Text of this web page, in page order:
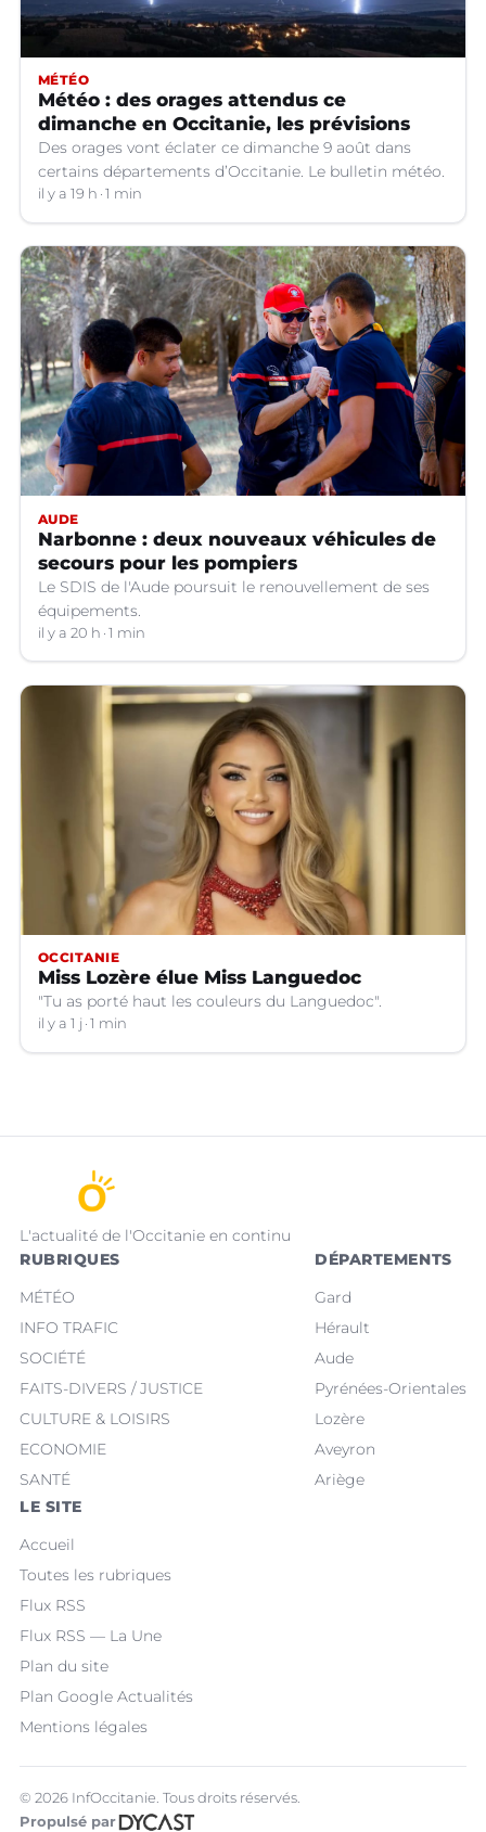
MÉTÉO
Météo : des orages attendus ce
dimanche en Occitanie, les prévisions
Des orages vont éclater ce dimanche 9 août dans
certains départements d’Occitanie. Le bulletin météo.
il y a 19 h 1 min
AUDE
Narbonne : deux nouveaux véhicules de
secours pour les pompiers
Le SDIS de l'Aude poursuit le renouvellement de ses
équipements.
il y a 20 h 1 min
OCCITANIE
Miss Lozère élue Miss Languedoc
"Tu as porté haut les couleurs du Languedoc".
il y a 1 j 1 min
L'actualité de l'Occitanie en continu
RUBRIQUES
MÉTÉO
INFO TRAFIC
SOCIÉTÉ
FAITS-DIVERS / JUSTICE
CULTURE & LOISIRS
ECONOMIE
SANTÉ
DÉPARTEMENTS
Gard
Hérault
Aude
Pyrénées-Orientales
Lozère
Aveyron
Ariège
LE SITE
Accueil
Toutes les rubriques
Flux RSS
Flux RSS — La Une
Plan du site
Plan Google Actualités
Mentions légales
© 2026 InfOccitanie. Tous droits réservés.
Propulsé par